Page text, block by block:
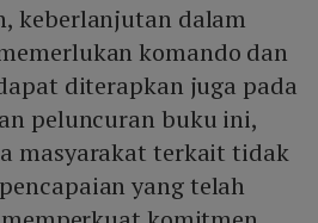
keberlanjutan dalam
komando dan
diterapkan juga pada
peluncuran buku ini,
masyarakat terkait tidak
yang telah